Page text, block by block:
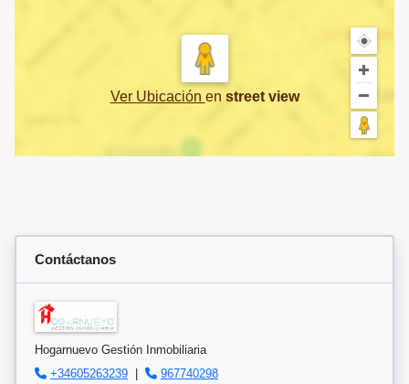
Ver Ubicación en street view
Contáctanos
Hogarnuevo Gestión Inmobiliaria
+34605263239 |
967740298